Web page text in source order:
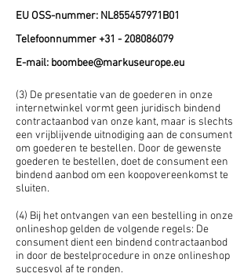
EU OSS-nummer: NL855457971B01
Telefoonnummer +31 - 208086079
E-mail: boombee@markuseurope.eu
(3) De presentatie van de goederen in onze
internetwinkel vormt geen juridisch bindend
contractaanbod van onze kant, maar is slechts
een vrijblijvende uitnodiging aan de consument
om goederen te bestellen. Door de gewenste
goederen te bestellen, doet de consument een
bindend aanbod om een koopovereenkomst te
sluiten.
(4) Bij het ontvangen van een bestelling in onze
onlineshop gelden de volgende regels: De
consument dient een bindend contractaanbod
in door de bestelprocedure in onze onlineshop
succesvol af te ronden.